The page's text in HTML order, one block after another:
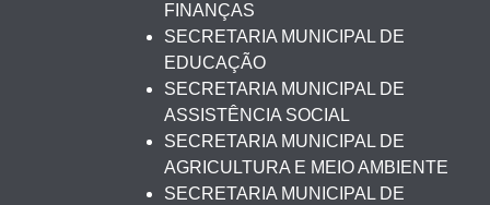
FINANÇAS
SECRETARIA MUNICIPAL DE
EDUCAÇÃO
SECRETARIA MUNICIPAL DE
ASSISTÊNCIA SOCIAL
SECRETARIA MUNICIPAL DE
AGRICULTURA E MEIO AMBIENTE
SECRETARIA MUNICIPAL DE